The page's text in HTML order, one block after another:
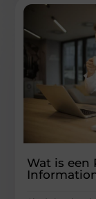
Wat is een